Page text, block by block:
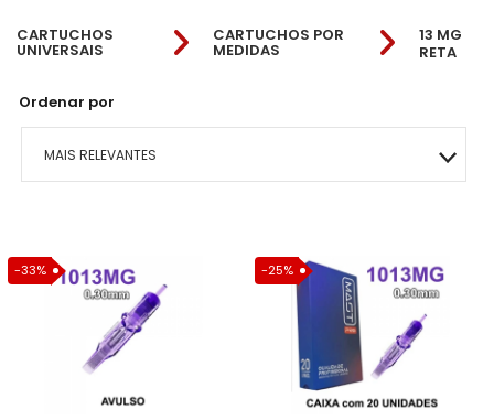
CARTUCHOS
UNIVERSAIS
CARTUCHOS POR
MEDIDAS
13 MG
RETA
Ordenar por
MAIS RELEVANTES
MENOR PREÇO
MAIOR PREÇO
-33% -25%